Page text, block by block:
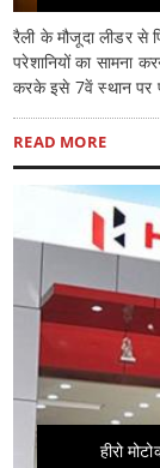
रैली के मौजूदा लीडर से
परेशानियों का सामना
करके इसे 7वें स्थान पर
READ MORE
हीरो